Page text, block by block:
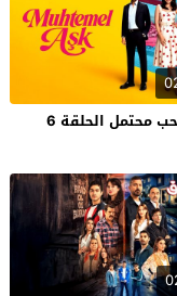
مسلسل حب محتمل الحلقة 6